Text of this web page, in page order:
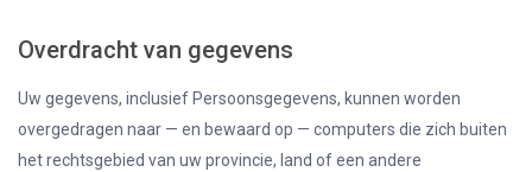
Overdracht van gegevens
Uw gegevens, inclusief Persoonsgegevens, kunnen worden
overgedragen naar — en bewaard op — computers die zich buiten
het rechtsgebied van uw provincie, land of een andere